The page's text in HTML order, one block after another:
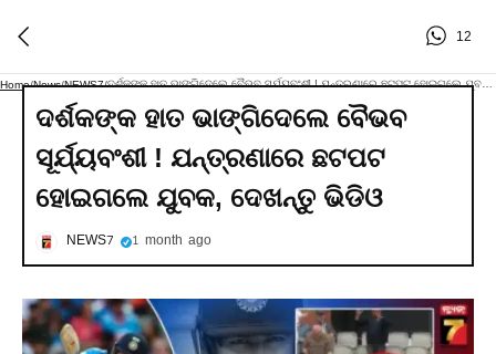
12
Home/News/NEWS7/
ଦର୍ଶକଙ୍କ ହାତ ଭାଙ୍ଗିଦେଲେ ବୈଭବ
ସୂର୍ଯ୍ୟବଂଶୀ ! ଯନ୍ତ୍ରଣାରେ ଛଟପଟ
ହୋଇଗଲେ ଯୁବକ, ଦେଖନ୍ତୁ ଭିଡିଓ
NEWS7 1 month ago